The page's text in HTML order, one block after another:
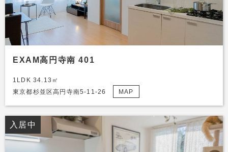
EXAM高円寺南 401
1LDK 34.13㎡
東京都杉並区高円寺南5-11-26
MAP
入居中